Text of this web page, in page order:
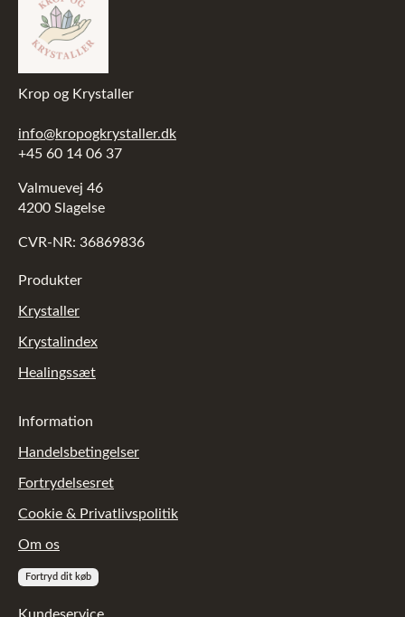
Krop og Krystaller
info@kropogkrystaller.dk
+45 60 14 06 37
Valmuevej 46
4200 Slagelse
CVR-NR: 36869836
Produkter
Krystaller
Krystalindex
Healingssæt
Information
Handelsbetingelser
Fortrydelsesret
Cookie & Privatlivspolitik
Om os
Fortryd dit køb